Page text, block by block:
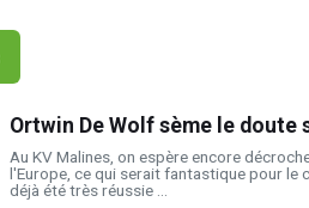
Ortwin De Wolf sème le doute
Au KV Malines, on espère encore
l'Europe, ce qui serait fantastique pour le
déjà été très réussie ...